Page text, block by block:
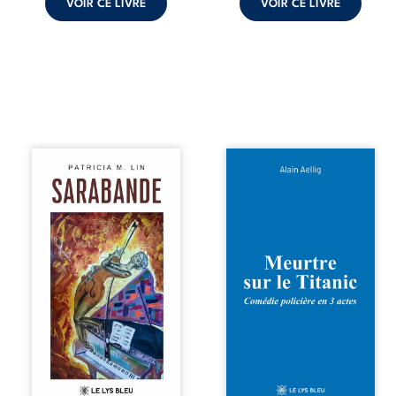
VOIR CE LIVRE
comment dompter
VOIR CE LIVRE
Aux chants
crépitants de l’été,
Sous le silence
ouaté de la neige
en hiver, Au cours
de nuits pâles,
Dans la clarté
bienveillante de la
lune, Rêves,
pensées, révoltes
et espoirs… Des
mots s’assemblent,
colorés, rebelles
aux règles de la
poésie, mais
chantant en
Et si le naufrage
en 1912, un
meurtre est
commis. Le drame
disparaît avec le
tard, la